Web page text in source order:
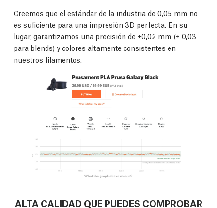
Creemos que el estándar de la industria de 0,05 mm no
es suficiente para una impresión 3D perfecta. En su
lugar, garantizamos una precisión de ±0,02 mm (± 0,03
para blends) y colores altamente consistentes en
nuestros filamentos.
ALTA CALIDAD QUE PUEDES COMPROBAR